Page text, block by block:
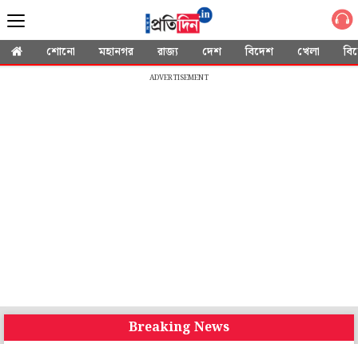
শোনো মহানগর রাজ্য দেশ বিদেশ খেলা
ADVERTISEMENT
Breaking News